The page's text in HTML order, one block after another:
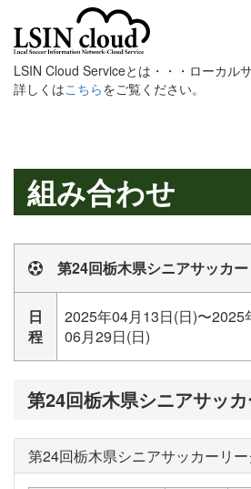
LSIN Cloud Serviceとは・・・ローカル
詳しくはこちらをご覧ください。
組み合わせ
第24回栃木県シニアサッカ
日
程
2025年04月13日(日)〜2025
06月29日(日)
第24回栃木県シニアサッ
第24回栃木県シニアサッカーリ